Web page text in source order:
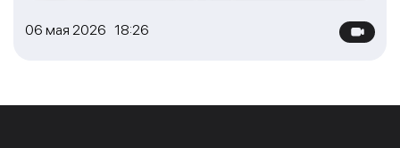
06 мая 2026 18:26